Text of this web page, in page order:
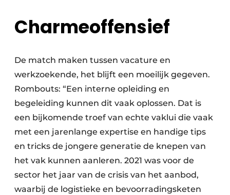
Charmeoffensief
De match maken tussen vacature en
werkzoekende, het blijft een moeilijk gegeven.
Rombouts: “Een interne opleiding en
begeleiding kunnen dit vaak oplossen. Dat is
een bijkomende troef van echte vaklui die vaak
met een jarenlange expertise en handige tips
en tricks de jongere generatie de knepen van
het vak kunnen aanleren. 2021 was voor de
sector het jaar van de crisis van het aanbod,
waarbij de logistieke en bevoorradingsketen